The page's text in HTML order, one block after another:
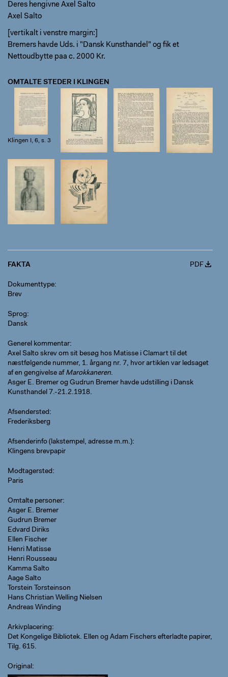
Deres hengivne Axel Salto
Axel Salto
[vertikalt i venstre margin:]
Bremers havde Uds. i "Dansk Kunsthandel" og fik et
Nettoudbytte paa c. 2000 Kr.
OMTALTE STEDER I KLINGEN
Klingen I, 6, s. 3
Klingen I, 6, s.
Klingen I, 6, s.
Klingen I, 6, s.
Klingen I, 6, s.
Klingen I, 6, s.
FAKTA PDF
Dokumenttype
Brev
Sprog
Dansk
Generel kommentar
Axel Salto skrev om sit besøg hos Matisse i Clamart til det
næstfølgende nummer, 1. årgang nr. 7, hvor artiklen var ledsaget
af en gengivelse af Marokkaneren.
Asger E. Bremer og Gudrun Bremer havde udstilling i Dansk
Kunsthandel 7.-21.2.1918.
Afsendersted
Frederiksberg
Afsenderinfo (lakstempel, adresse m.m.)
Klingens brevpapir
Modtagersted
Paris
Omtalte personer
Asger E. Bremer
Gudrun Bremer
Edvard Diriks
Ellen Fischer
Henri Matisse
Henri Rousseau
Kamma Salto
Aage Salto
Torstein Torsteinson
Hans Christian Welling Nielsen
Andreas Winding
Arkivplacering
Det Kongelige Bibliotek. Ellen og Adam Fischers efterladte papirer,
Tilg. 615.
Original